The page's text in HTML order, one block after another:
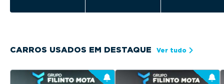
CARROS USADOS EM DESTAQUE Ver tudo